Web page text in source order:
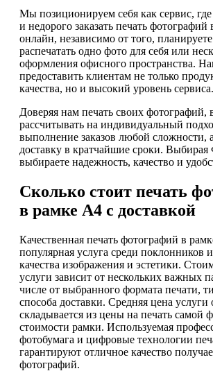
Мы позиционируем себя как сервис,
и недорого заказать печать
онлайн, независимо от того,
распечатать одно фото для себя или
оформления офисного пространства.
предоставить клиентам не только
качества, но и высокий уровень сервиса.
Доверяя нам печать своих фотографий,
рассчитывать на индивидуальный
выполнение заказов любой сложности,
доставку в кратчайшие сроки.
выбираете надежность, качество и
Сколько стоит печать
в рамке А4 с доставкой
Качественная печать фотографий в
популярная услуга среди поклонников
качества изображения и эстетики.
услуги зависит от нескольких важных
числе от выбранного формата печати,
способа доставки. Средняя цена
складывается из цены на печать самой
стоимости рамки. Используемая
фотобумага и цифровые технологии
гарантируют отличное качество
фотографий.